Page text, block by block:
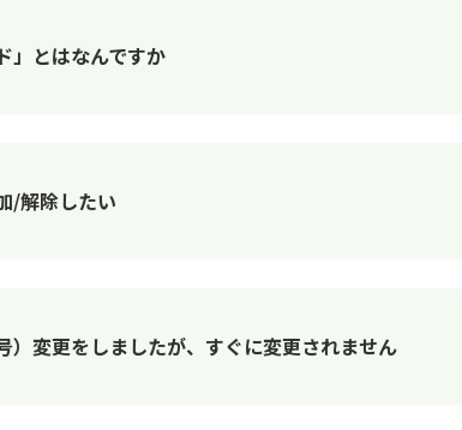
」とはなんですか
/解除したい
変更をしましたが、すぐに変更されません